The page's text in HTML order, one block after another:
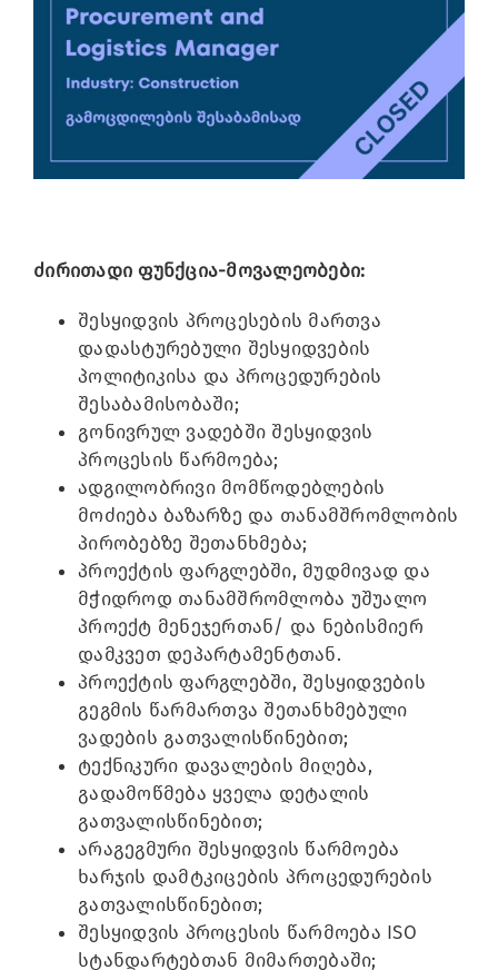
ძირითადი ფუნქცია-მოვალეობები:
შესყიდვის პროცესების მართვა
დადასტურებული შესყიდვების
პოლიტიკისა და პროცედურების
შესაბამისობაში;
გონივრულ ვადებში შესყიდვის
პროცესის წარმოება;
ადგილობრივი მომწოდებლების
მოძიება ბაზარზე და თანამშრომლობის
პირობებზე შეთანხმება;
პროექტის ფარგლებში, მუდმივად და
მჭიდროდ თანამშრომლობა უშუალო
პროექტ მენეჯერთან/ და ნებისმიერ
დამკვეთ დეპარტამენტთან.
პროექტის ფარგლებში, შესყიდვების
გეგმის წარმართვა შეთანხმებული
ვადების გათვალისწინებით;
ტექნიკური დავალების მიღება,
გადამოწმება ყველა დეტალის
გათვალისწინებით;
არაგეგმური შესყიდვის წარმოება
ხარჯის დამტკიცების პროცედურების
გათვალისწინებით;
შესყიდვის პროცესის წარმოება ISO
სტანდარტებთან მიმართებაში;